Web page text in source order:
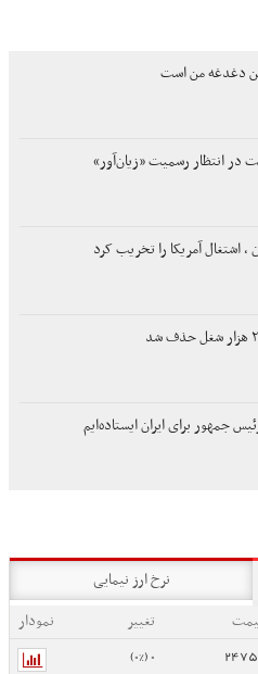
دغدغه من است
در انتظار رسمیت «زیان‌آور»
اشتغال آمریکا را تخریب کرد
جمهور برای ایران ایستاده‌ایم
نرخ ارز نیمایی
تغییر
نمودار
0 (0%)